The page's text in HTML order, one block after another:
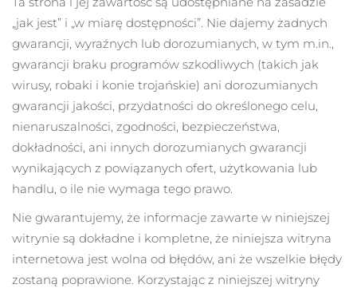
„jak jest” i „w miarę dostępności”. Nie dajemy żadnych
gwarancji, wyraźnych lub dorozumianych, w tym m.in.,
gwarancji braku programów szkodliwych (takich jak
wirusy, robaki i konie trojańskie) ani dorozumianych
gwarancji jakości, przydatności do określonego celu,
nienaruszalności, zgodności, bezpieczeństwa,
dokładności, ani innych dorozumianych gwarancji
wynikających z powiązanych ofert, użytkowania lub
handlu, o ile nie wymaga tego prawo.
Nie gwarantujemy, że informacje zawarte w niniejszej
witrynie są dokładne i kompletne, że niniejsza witryna
internetowa jest wolna od błędów, ani że wszelkie błędy
zostaną poprawione. Korzystając z niniejszej witryny